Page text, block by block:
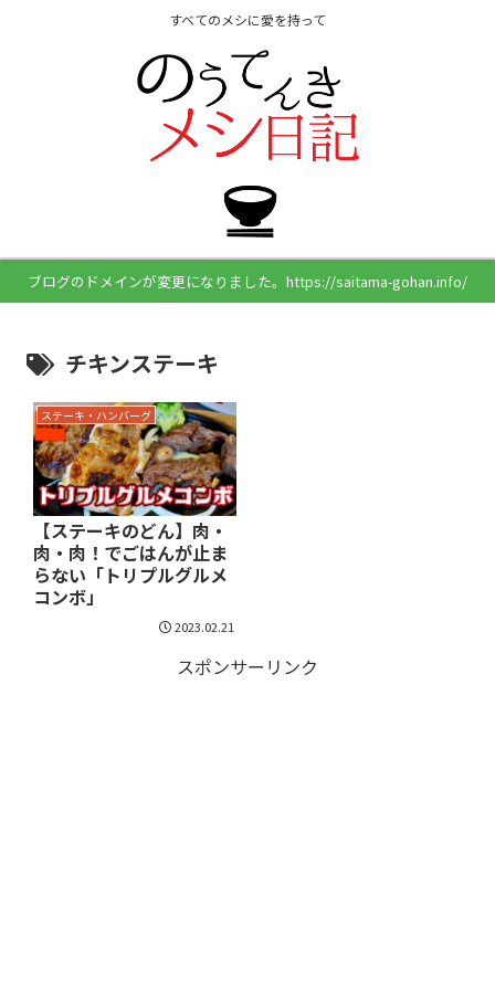
すべてのメシに愛を持って
ブログのドメインが変更になりました。https://saitama-gohan.info/
チキンステーキ
ステーキ・ハンバーグ
【ステーキのどん】肉・
肉・肉！でごはんが止ま
らない「トリプルグルメ
コンボ」
2023.02.21
スポンサーリンク